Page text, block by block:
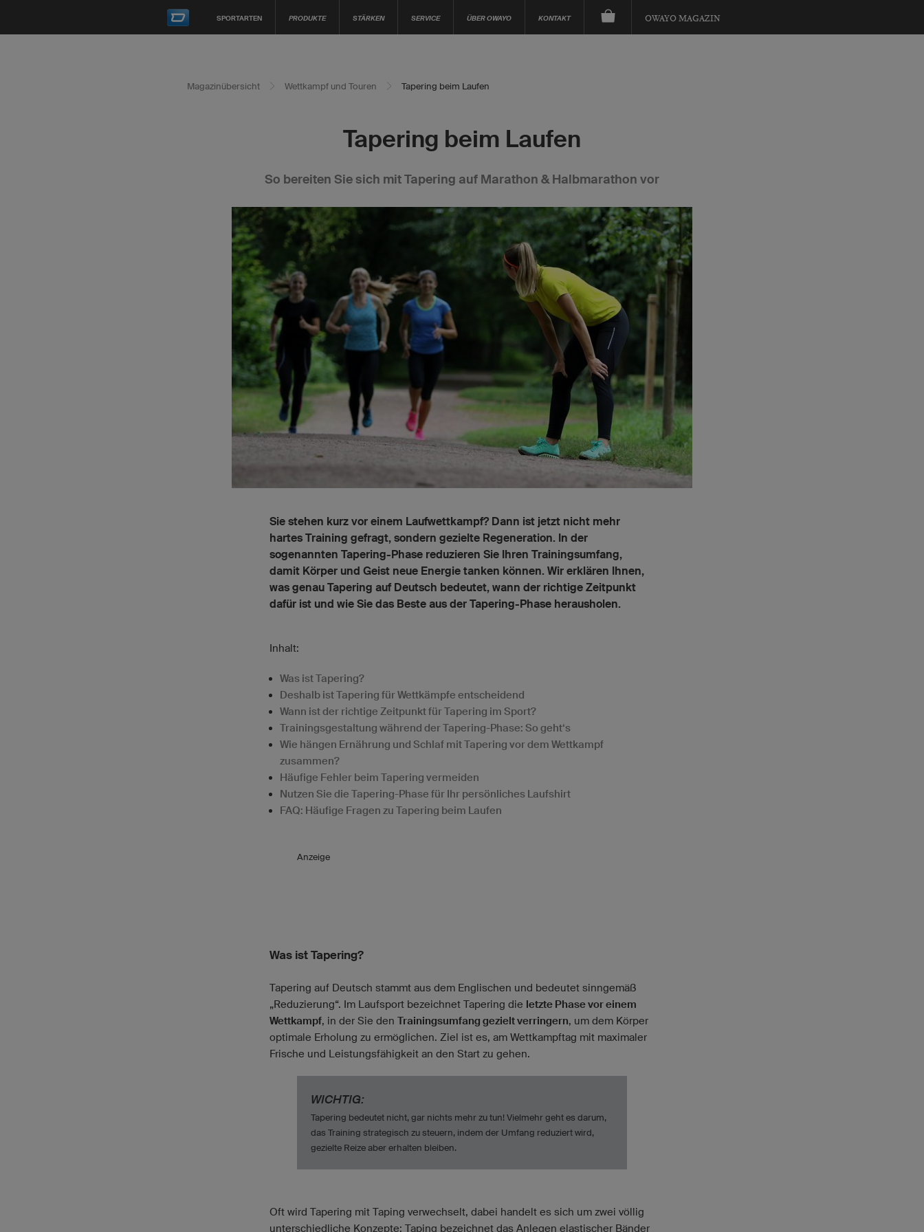
SPORTARTEN PRODUKTE STÄRKEN SERVICE ÜBER OWAYO KONTAKT OWAYO MAGAZIN
Magazinübersicht Wettkampf und Touren Tapering beim Laufen
Tapering beim Laufen
So bereiten Sie sich mit Tapering auf Marathon & Halbmarathon vor
Sie stehen kurz vor einem Laufwettkampf? Dann ist jetzt nicht mehr
hartes Training gefragt, sondern gezielte Regeneration. In der
sogenannten Tapering-Phase reduzieren Sie Ihren Trainingsumfang,
damit Körper und Geist neue Energie tanken können. Wir erklären Ihnen,
was genau Tapering auf Deutsch bedeutet, wann der richtige Zeitpunkt
dafür ist und wie Sie das Beste aus der Tapering-Phase herausholen.
Inhalt:
Was ist Tapering?
Deshalb ist Tapering für Wettkämpfe entscheidend
Wann ist der richtige Zeitpunkt für Tapering im Sport?
Trainingsgestaltung während der Tapering-Phase: So geht‘s
Wie hängen Ernährung und Schlaf mit Tapering vor dem Wettkampf
zusammen?
Häufige Fehler beim Tapering vermeiden
Nutzen Sie die Tapering-Phase für Ihr persönliches Laufshirt
FAQ: Häufige Fragen zu Tapering beim Laufen
Anzeige
Was ist Tapering?
Tapering auf Deutsch stammt aus dem Englischen und bedeutet sinngemäß
„Reduzierung“. Im Laufsport bezeichnet Tapering die letzte Phase vor einem
Wettkampf, in der Sie den Trainingsumfang gezielt verringern, um dem Körper
optimale Erholung zu ermöglichen. Ziel ist es, am Wettkampftag mit maximaler
Frische und Leistungsfähigkeit an den Start zu gehen.
WICHTIG:
Tapering bedeutet nicht, gar nichts mehr zu tun! Vielmehr geht es darum,
das Training strategisch zu steuern, indem der Umfang reduziert wird,
gezielte Reize aber erhalten bleiben.
Oft wird Tapering mit Taping verwechselt, dabei handelt es sich um zwei völlig
unterschiedliche Konzepte: Taping bezeichnet das Anlegen elastischer Bänder